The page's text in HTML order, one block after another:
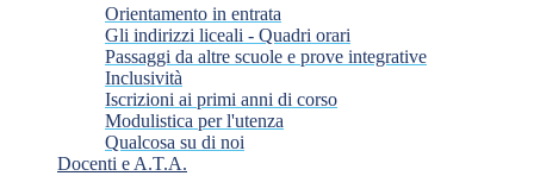
Orientamento in entrata
Gli indirizzi liceali - Quadri orari
Passaggi da altre scuole e prove integrative
Inclusività
Iscrizioni ai primi anni di corso
Modulistica per l'utenza
Qualcosa su di noi
Docenti e A.T.A.